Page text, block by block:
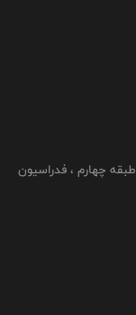
تهران ، بلوار نلسون ماندلا ، خیابان انصاری ، پلاک ۶ طبقه چهارم ، فدراسیون